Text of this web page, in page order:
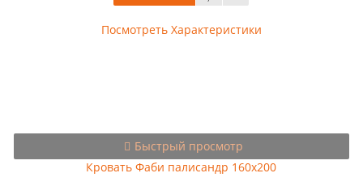
Посмотреть Характеристики
Быстрый просмотр
Кровать Фаби палисандр 160х200